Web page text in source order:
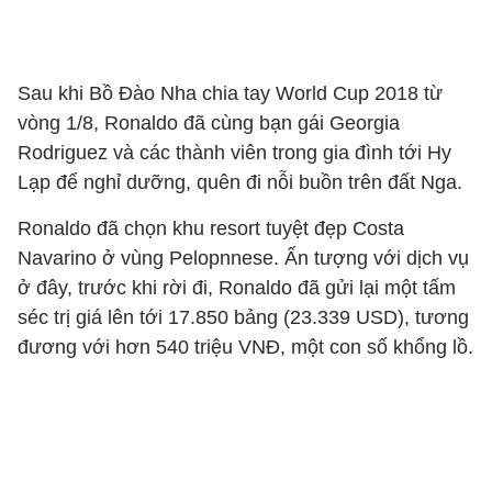
Sau khi Bồ Đào Nha chia tay World Cup 2018 từ
vòng 1/8, Ronaldo đã cùng bạn gái Georgia
Rodriguez và các thành viên trong gia đình tới Hy
Lạp để nghỉ dưỡng, quên đi nỗi buồn trên đất Nga.
Ronaldo đã chọn khu resort tuyệt đẹp Costa
Navarino ở vùng Pelopnnese. Ấn tượng với dịch vụ
ở đây, trước khi rời đi, Ronaldo đã gửi lại một tấm
séc trị giá lên tới 17.850 bảng (23.339 USD), tương
đương với hơn 540 triệu VNĐ, một con số khổng lồ.